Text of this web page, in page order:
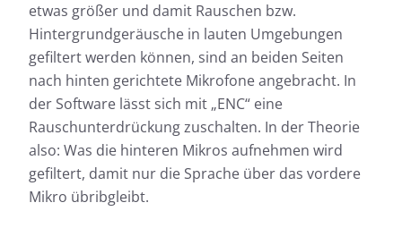
etwas größer und damit Rauschen bzw.
Hintergrundgeräusche in lauten Umgebungen
gefiltert werden können, sind an beiden Seiten
nach hinten gerichtete Mikrofone angebracht. In
der Software lässt sich mit „ENC“ eine
Rauschunterdrückung zuschalten. In der Theorie
also: Was die hinteren Mikros aufnehmen wird
gefiltert, damit nur die Sprache über das vordere
Mikro übribgleibt.